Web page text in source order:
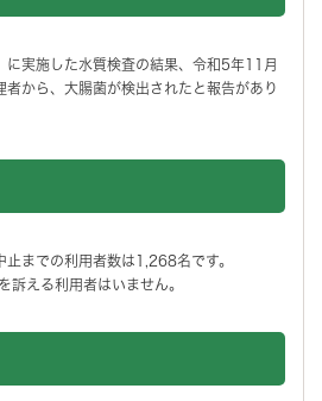
実施した水質検査の結果、令和5年11月
から、大腸菌が検出されたと報告があり
までの利用者数は1,268名です。
える利用者はいません。